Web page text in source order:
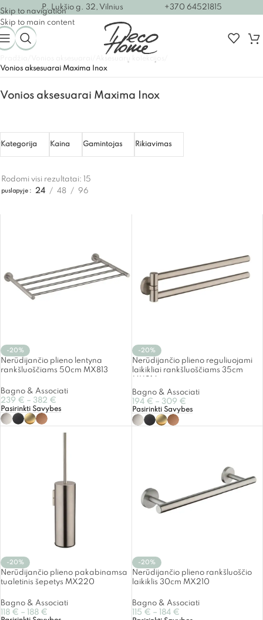
Skip to navigation
Skip to main content
P. Lukšio g. 32, Vilnius +370 64521815
Vonios aksesuarai Maxima Inox
Vonios aksesuarai Maxima Inox
Kategorija Kaina Gamintojas Rikiavimas
Rodomi visi rezultatai: 15
puslapyje 24 48 96
-20%
Nerūdijančio plieno lentyna
rankšluoščiams 50cm MX813
Bagno & Associati
239 € – 382 €
Pasirinkti Savybes
-20%
Nerūdijančio plieno reguliuojami
laikikliai rankšluoščiams 35cm
Bagno & Associati
194 € – 309 €
Pasirinkti Savybes
-20%
Nerūdijančio plieno pakabinamsa
tualetinis šepetys MX220
Bagno & Associati
118 € – 188 €
-20%
Nerūdijančio plieno rankšluoščio
laikiklis 30cm MX210
Bagno & Associati
115 € – 184 €